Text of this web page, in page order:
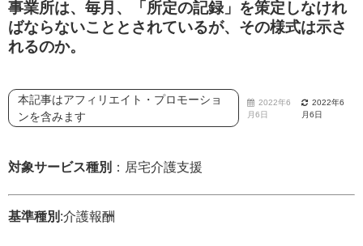
事業所は、毎月、「所定の記録」を策定しなけれ
ばならないこととされているが、その様式は示さ
れるのか。
本記事はアフィリエイト・プロモーショ
ンを含みます
2022年6
月6日
2022年6
月6日
対象サービス種別 ：居宅介護支援
基準種別 :介護報酬